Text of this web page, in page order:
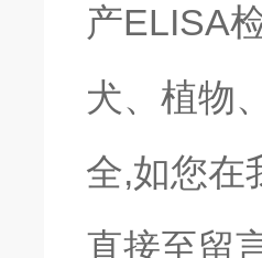
产ELISA
犬、植物
全,如您在
直接至留